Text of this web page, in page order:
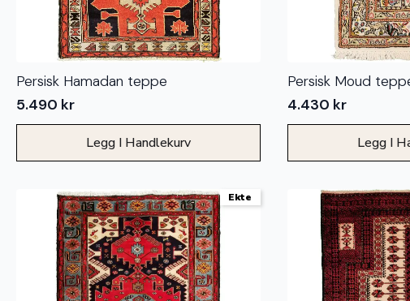
Persisk Hamadan teppe
5.490 kr
Legg I Handlekurv
Persisk Moud
4.430 kr
Legg I
Ekte